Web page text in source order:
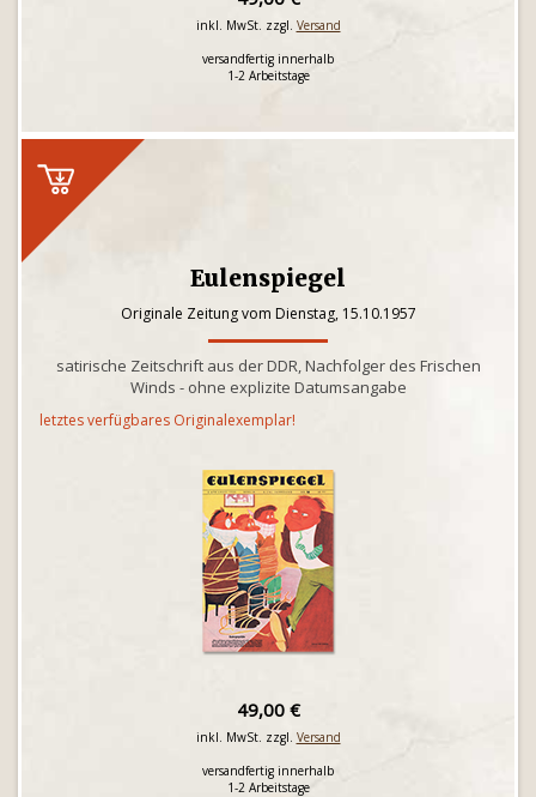
inkl. MwSt. zzgl. Versand
versandfertig innerhalb
1-2 Arbeitstage
Eulenspiegel
Originale Zeitung vom Dienstag, 15.10.1957
satirische Zeitschrift aus der DDR, Nachfolger des Frischen
Winds - ohne explizite Datumsangabe
letztes verfügbares Originalexemplar!
49,00 €
inkl. MwSt. zzgl. Versand
versandfertig innerhalb
1-2 Arbeitstage